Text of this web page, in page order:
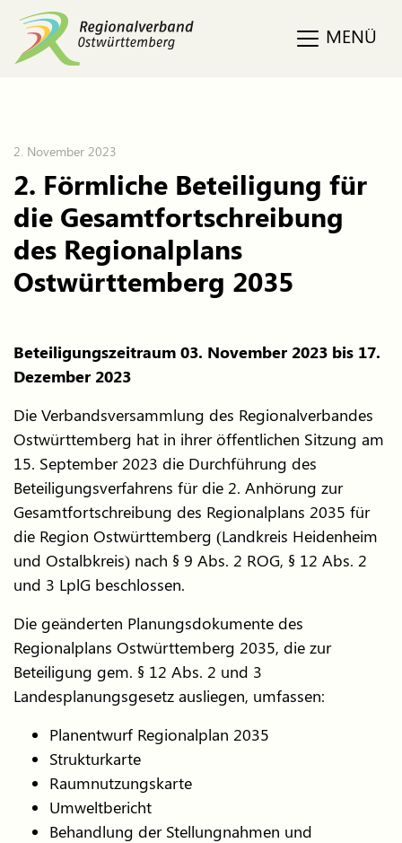
MENÜ
2. November 2023
2. Förmliche Beteiligung für
die Gesamtfortschreibung
des Regionalplans
Ostwürttemberg 2035
Beteiligungszeitraum 03. November 2023 bis 17.
Dezember 2023
Die Verbandsversammlung des Regionalverbandes
Ostwürttemberg hat in ihrer öffentlichen Sitzung am
15. September 2023 die Durchführung des
Beteiligungsverfahrens für die 2. Anhörung zur
Gesamtfortschreibung des Regionalplans 2035 für
die Region Ostwürttemberg (Landkreis Heidenheim
und Ostalbkreis) nach § 9 Abs. 2 ROG, § 12 Abs. 2
und 3 LplG beschlossen.
Die geänderten Planungsdokumente des
Regionalplans Ostwürttemberg 2035, die zur
Beteiligung gem. § 12 Abs. 2 und 3
Landesplanungsgesetz ausliegen, umfassen:
Planentwurf Regionalplan 2035
Strukturkarte
Raumnutzungskarte
Umweltbericht
Behandlung der Stellungnahmen und